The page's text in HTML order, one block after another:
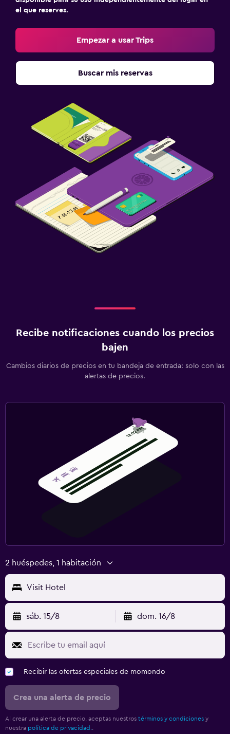
el que reserves.
Empezar a usar Trips
Buscar mis reservas
Recibe notificaciones cuando los precios
bajen
Cambios diarios de precios en tu bandeja de entrada: solo con las
alertas de precios.
2 huéspedes, 1 habitación
Visit Hotel
sáb. 15/8 dom. 16/8
Recibir las ofertas especiales de momondo
Crea una alerta de precio
Al crear una alerta de precio, aceptas nuestros términos y condiciones y
nuestra política de privacidad.